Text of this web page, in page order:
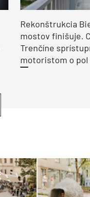
Rekonštrukcia
mostov finišuje.
Trenčíne
motoristom o pol